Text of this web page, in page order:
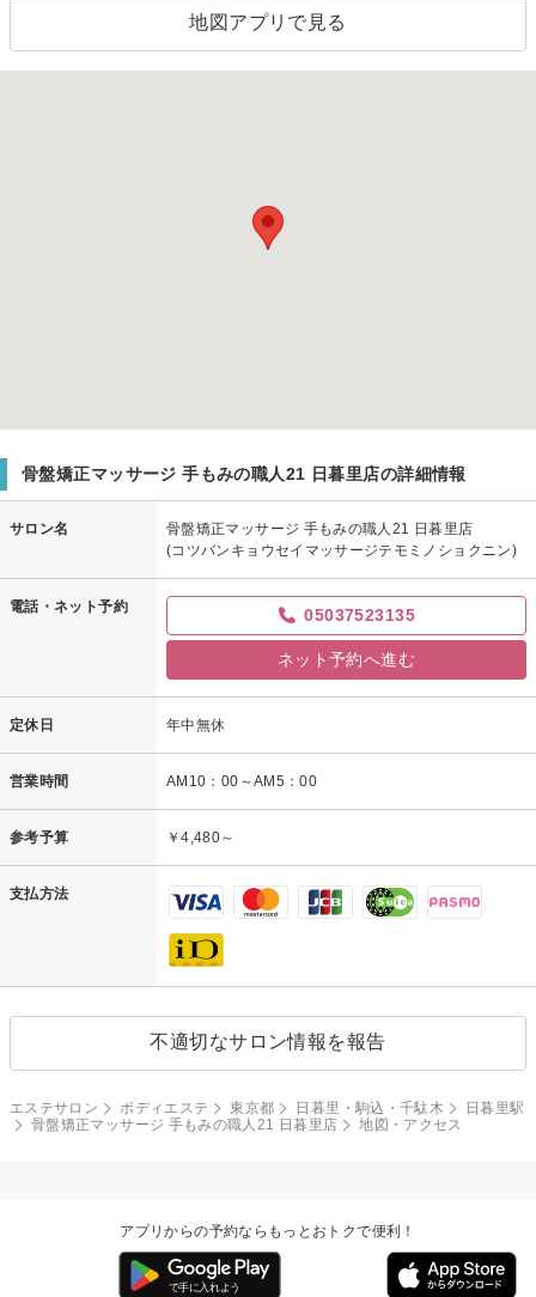
地図アプリで見る
骨盤矯正マッサージ 手もみの職人21 日暮里店の詳細情報
サロン名
骨盤矯正マッサージ 手もみの職人21 日暮里店
(コツバンキョウセイマッサージテモミノショクニン)
電話・ネット予約 05037523135
ネット予約へ進む
定休日 年中無休
営業時間 AM10：00～AM5：00
参考予算 ￥4,480～
支払方法
不適切なサロン情報を報告
エステサロン ボディエステ 東京都 日暮里・駒込・千駄木
日暮里駅
骨盤矯正マッサージ 手もみの職人21 日暮里店
地図・アクセス
アプリからの予約ならもっとおトクで便利！